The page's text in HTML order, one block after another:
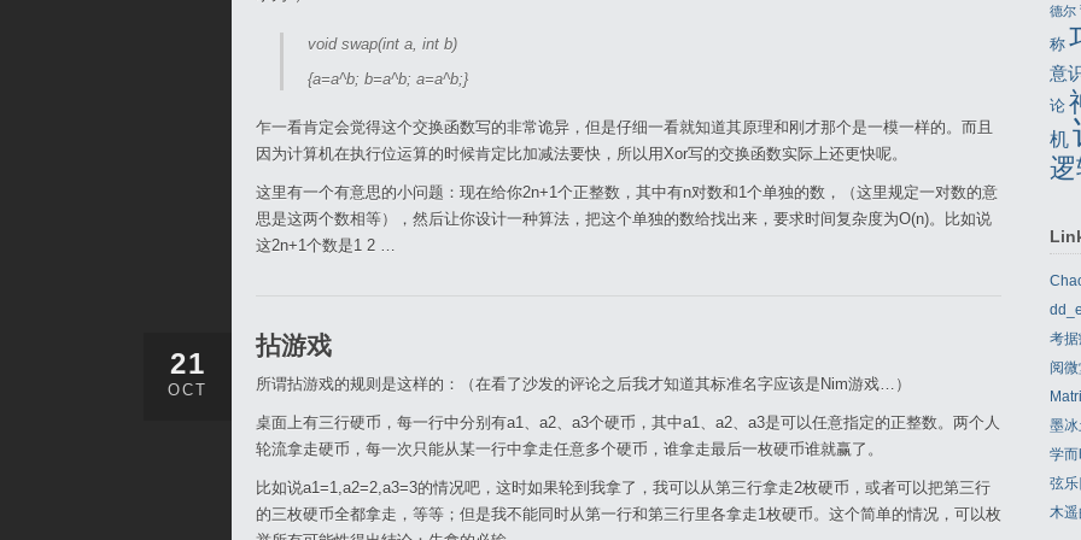
void swap(int a, int b)
{a=a^b; b=a^b; a=a^b;}
乍一看肯定会觉得这个交换函数写的非常诡异，但是仔细一看就知道其原理和刚才那个是一模一样的。而且
因为计算机在执行位运算的时候肯定比加减法要快，所以用Xor写的交换函数实际上还更快呢。
这里有一个有意思的小问题：现在给你2n+1个正整数，其中有n对数和1个单独的数，（这里规定一对数的意
思是这两个数相等），然后让你设计一种算法，把这个单独的数给找出来，要求时间复杂度为O(n)。比如说
这2n+1个数是1 2 …
21
OCT
拈游戏
所谓拈游戏的规则是这样的：（在看了沙发的评论之后我才知道其标准名字应该是Nim游戏…）
桌面上有三行硬币，每一行中分别有a1、a2、a3个硬币，其中a1、a2、a3是可以任意指定的正整数。两个人
轮流拿走硬币，每一次只能从某一行中拿走任意多个硬币，谁拿走最后一枚硬币谁就赢了。
比如说a1=1,a2=2,a3=3的情况吧，这时如果轮到我拿了，我可以从第三行拿走2枚硬币，或者可以把第三行
的三枚硬币全都拿走，等等；但是我不能同时从第一行和第三行里各拿走1枚硬币。这个简单的情况，可以枚
德尔
称
意
论
机
考
阅
墨
学
弦
木